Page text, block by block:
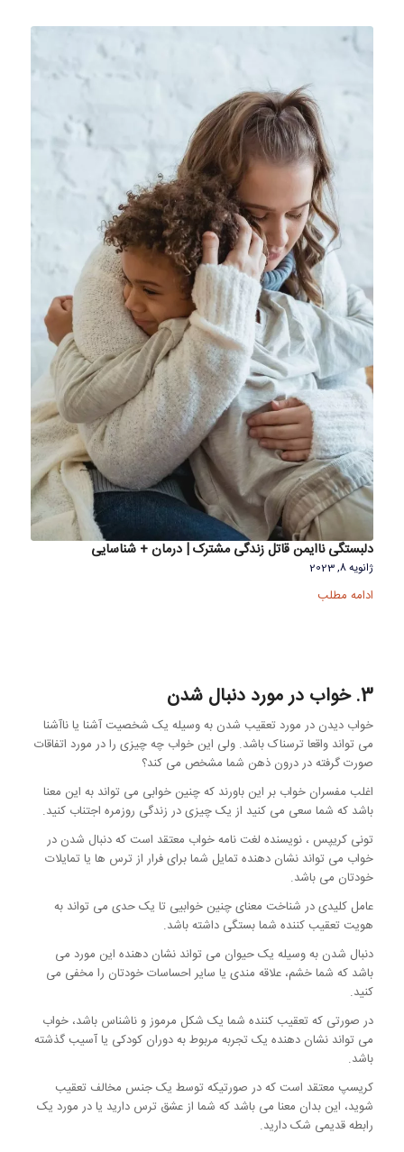
دلبستگی ناایمن قاتل زندگی مشترک | درمان + شناسایی
ژانویه 8, 2023
ادامه مطلب
3. خواب در مورد دنبال شدن
خواب دیدن در مورد تعقیب شدن به وسیله یک شخصیت آشنا یا ناآشنا
می تواند واقعا ترسناک باشد. ولی این خواب چه چیزی را در مورد اتفاقات
صورت گرفته در درون ذهن شما مشخص می کند؟
اغلب مفسران خواب بر این باورند که چنین خوابی می تواند به این معنا
باشد که شما سعی می کنید از یک چیزی در زندگی روزمره اجتناب کنید.
تونی کریپس ، نویسنده لغت نامه خواب معتقد است که دنبال شدن در
خواب می تواند نشان دهنده تمایل شما برای فرار از ترس ها یا تمایلات
خودتان می باشد.
عامل کلیدی در شناخت معنای چنین خوابیی تا یک حدی می تواند به
هویت تعقیب کننده شما بستگی داشته باشد.
دنبال شدن به وسیله یک حیوان می تواند نشان دهنده این مورد می
باشد که شما خشم، علاقه مندی یا سایر احساسات خودتان را مخفی می
کنید.
در صورتی که تعقیب کننده شما یک شکل مرموز و ناشناس باشد، خواب
می تواند نشان دهنده یک تجربه مربوط به دوران کودکی یا آسیب گذشته
باشد.
کریسپ معتقد است که در صورتیکه توسط یک جنس مخالف تعقیب
شوید، این بدان معنا می باشد که شما از عشق ترس دارید یا در مورد یک
رابطه قدیمی شک دارید.